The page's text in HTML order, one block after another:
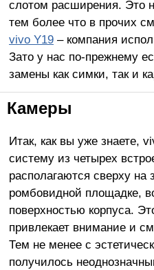
слотом расширения. Это
тем более что в прочих
vivo Y19– компания
Зато у нас по-прежнему
замены как симки, так и
Камеры
Итак, как вы уже знаете,
систему из четырех
располагаются сверху на
ромбовидной площадке,
поверхностью корпуса.
привлекает внимание и
Тем не менее с
получилось